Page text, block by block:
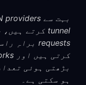
بڑھتی ہوئی
ہو سکتی ہے۔